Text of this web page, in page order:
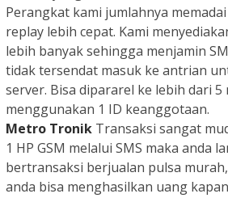
Perangkat kami jumlahnya
replay lebih cepat. Kami
lebih banyak sehingga menjamin
tidak tersendat masuk ke antrian
server. Bisa dipararel ke lebih dari
menggunakan 1 ID keanggotaan.
Metro Tronik Transaksi sangat
1 HP GSM melalui SMS maka anda
bertransaksi berjualan pulsa
anda bisa menghasilkan uang